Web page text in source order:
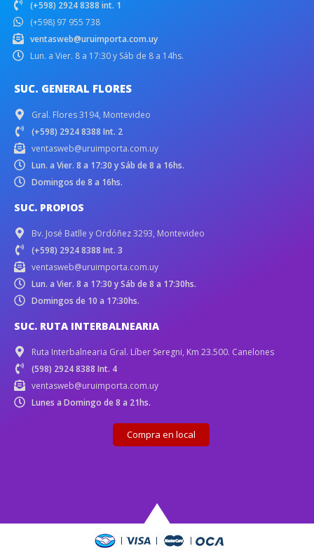
(+598) 2924 8388 int. 1
(+598) 97 955 738
ventasweb@uruimporta.com.uy
Lun. a Vier. 8 a 17:30 y Sáb de 8 a 14hs.
SUC. GENERAL FLORES
Gral. Flores 3194, Montevideo
(+598) 2924 8388 Int. 2
ventasweb@uruimporta.com.uy
Lun. a Vier. 8 a 17:30 y Sáb de 8 a 16hs.
Domingos de 8 a 16hs.
SUC. PROPIOS
Bv. José Batlle y Ordóñez 3293, Montevideo
(+598) 2924 8388 Int. 3
ventasweb@uruimporta.com.uy
Lun. a Vier. 8 a 17:30 y Sáb de 8 a 17:30hs.
Domingos de 10 a 17:30hs.
SUC. RUTA INTERBALNEARIA
Ruta Interbalnearia Gral. Líber Seregni, Km 23.500. Canelones
(598) 2924 8388 Int. 4
ventasweb@uruimporta.com.uy
Lunes a Domingo de 8 a 21hs.
Compra en local